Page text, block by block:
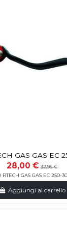
GAS GAS EC
28,00 € 32,95 €
RTECH GAS GAS EC 250-
Aggiungi al carrello